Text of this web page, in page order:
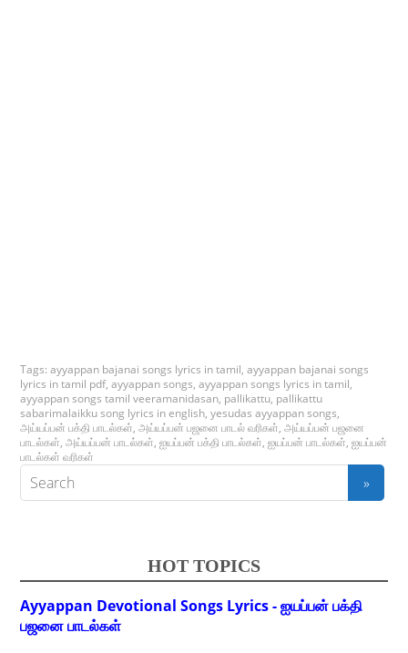
Tags:ayyappan bajanai songs lyrics in tamil,ayyappan bajanai songs
lyrics in tamil pdf,ayyappan songs,ayyappan songs lyrics in tamil,
ayyappan songs tamil veeramanidasan, pallikattu, pallikattu
sabarimalaikku song lyrics in english,yesudas ayyappan songs,
அய்யப்பன் பக்தி பாடல்கள்,அய்யப்பன் பஜனை பாடல் வரிகள்,அய்யப்பன் பஜனை
பாடல்கள்,அய்யப்பன் பாடல்கள்,ஐயப்பன் பக்தி பாடல்கள்,ஐயப்பன் பாடல்கள்,ஐயப்பன்
பாடல்கள் வரிகள்
HOT TOPICS
Ayyappan Devotional Songs Lyrics - ஐயப்பன் பக்தி
பஜனை பாடல்கள்